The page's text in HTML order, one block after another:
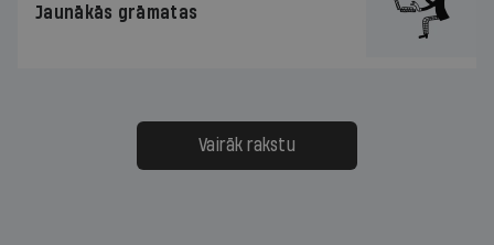
Jaunākās grāmatas
Vairāk rakstu